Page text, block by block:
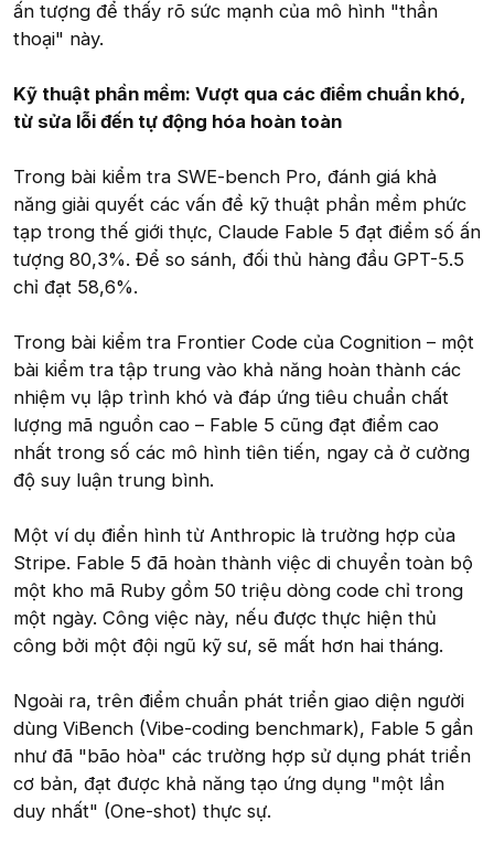
ấn tượng để thấy rõ sức mạnh của mô hình "thần
thoại" này.
Kỹ thuật phần mềm: Vượt qua các điểm chuẩn khó,
từ sửa lỗi đến tự động hóa hoàn toàn
Trong bài kiểm tra SWE-bench Pro, đánh giá khả
năng giải quyết các vấn đề kỹ thuật phần mềm phức
tạp trong thế giới thực, Claude Fable 5 đạt điểm số ấn
tượng 80,3%. Để so sánh, đối thủ hàng đầu GPT-5.5
chỉ đạt 58,6%.
Trong bài kiểm tra Frontier Code của Cognition – một
bài kiểm tra tập trung vào khả năng hoàn thành các
nhiệm vụ lập trình khó và đáp ứng tiêu chuẩn chất
lượng mã nguồn cao – Fable 5 cũng đạt điểm cao
nhất trong số các mô hình tiên tiến, ngay cả ở cường
độ suy luận trung bình.
Một ví dụ điển hình từ Anthropic là trường hợp của
Stripe. Fable 5 đã hoàn thành việc di chuyển toàn bộ
một kho mã Ruby gồm 50 triệu dòng code chỉ trong
một ngày. Công việc này, nếu được thực hiện thủ
công bởi một đội ngũ kỹ sư, sẽ mất hơn hai tháng.
Ngoài ra, trên điểm chuẩn phát triển giao diện người
dùng ViBench (Vibe-coding benchmark), Fable 5 gần
như đã "bão hòa" các trường hợp sử dụng phát triển
cơ bản, đạt được khả năng tạo ứng dụng "một lần
duy nhất" (One-shot) thực sự.